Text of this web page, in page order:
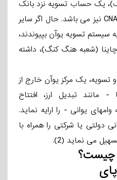
یک حساب تسویه نزد بانک
مرکزی چین داشته و عضو CNAPS نیز می ­باشد. حال اگر سایر
سیستم تسویه یوآن بپیوندند،
(شعبه هنگ­ کنگ)، داشته
تسویه، یک مرکز یوآن خارج از
تبدیل ارز، افتتاح
یوانی - را ارایه نماید.
دولتی یا شرکتی را همراه با
می­ نماید (2).
چیست؟